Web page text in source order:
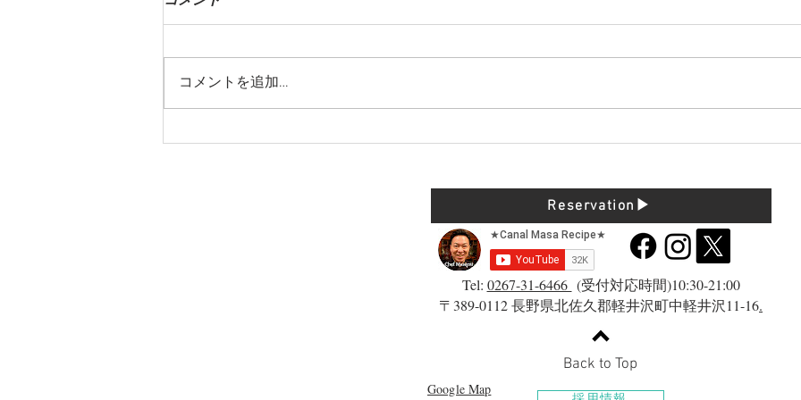
第一回 SPAIN FUSION
予約時間と料理提供変更のお
”パ
コメントを追加…
Reservation▶︎
Tel: 0267-31-6466 (受付対応時間)10:30-21:00
​〒389-0112 長野県北佐久郡軽井沢町中軽井沢11-16.
Google Map
Back to Top